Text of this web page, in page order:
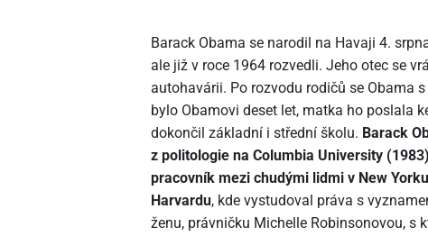
Barack Obama se narodil na Havaji 4.
ale již v roce 1964 rozvedli. Jeho otec se
autohavárii. Po rozvodu rodičů se Obama
bylo Obamovi deset let, matka ho poslala
dokončil základní i střední školu. Barack
z politologie na Columbia University
pracovník mezi chudými lidmi v New
Harvardu, kde vystudoval práva s
ženu, právničku Michelle Robinsonovou, s